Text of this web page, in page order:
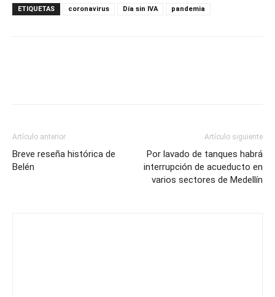
ETIQUETAS coronavirus Día sin IVA pandemia
Artículo anterior
Breve reseña histórica de
Belén
Artículo siguiente
Por lavado de tanques habrá
interrupción de acueducto en
varios sectores de Medellín